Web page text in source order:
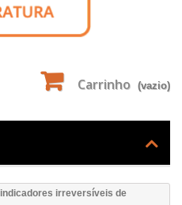
Carrinho (vazio)
indicadores irreversíveis de